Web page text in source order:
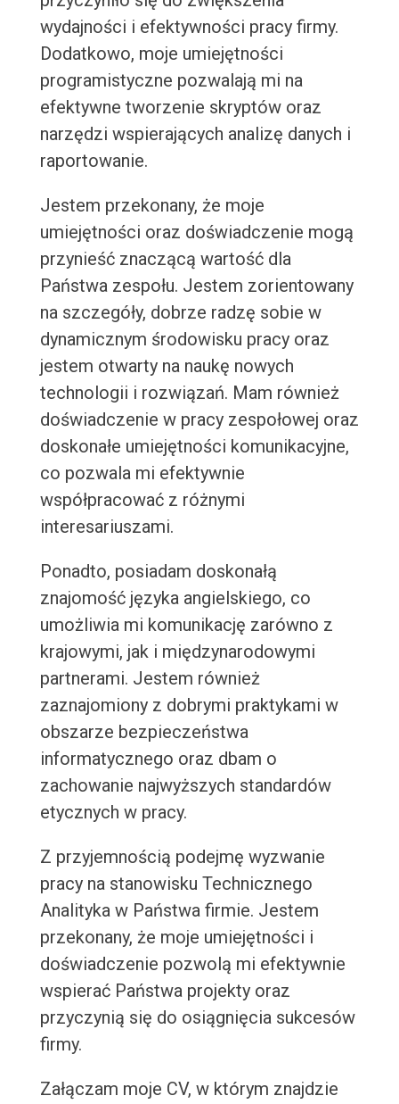
wydajności i efektywności pracy firmy.
Dodatkowo, moje umiejętności
programistyczne pozwalają mi na
efektywne tworzenie skryptów oraz
narzędzi wspierających analizę danych i
raportowanie.
Jestem przekonany, że moje
umiejętności oraz doświadczenie mogą
przynieść znaczącą wartość dla
Państwa zespołu. Jestem zorientowany
na szczegóły, dobrze radzę sobie w
dynamicznym środowisku pracy oraz
jestem otwarty na naukę nowych
technologii i rozwiązań. Mam również
doświadczenie w pracy zespołowej oraz
doskonałe umiejętności komunikacyjne,
co pozwala mi efektywnie
współpracować z różnymi
interesariuszami.
Ponadto, posiadam doskonałą
znajomość języka angielskiego, co
umożliwia mi komunikację zarówno z
krajowymi, jak i międzynarodowymi
partnerami. Jestem również
zaznajomiony z dobrymi praktykami w
obszarze bezpieczeństwa
informatycznego oraz dbam o
zachowanie najwyższych standardów
etycznych w pracy.
Z przyjemnością podejmę wyzwanie
pracy na stanowisku Technicznego
Analityka w Państwa firmie. Jestem
przekonany, że moje umiejętności i
doświadczenie pozwolą mi efektywnie
wspierać Państwa projekty oraz
przyczynią się do osiągnięcia sukcesów
firmy.
Załączam moje CV, w którym znajdzie